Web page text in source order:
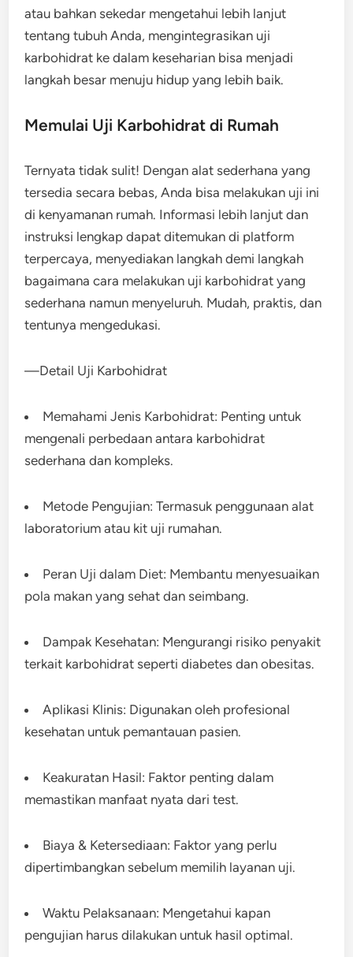
atau bahkan sekedar mengetahui lebih lanjut
tentang tubuh Anda, mengintegrasikan uji
karbohidrat ke dalam keseharian bisa menjadi
langkah besar menuju hidup yang lebih baik.
Memulai Uji Karbohidrat di Rumah
Ternyata tidak sulit! Dengan alat sederhana yang
tersedia secara bebas, Anda bisa melakukan uji ini
di kenyamanan rumah. Informasi lebih lanjut dan
instruksi lengkap dapat ditemukan di platform
terpercaya, menyediakan langkah demi langkah
bagaimana cara melakukan uji karbohidrat yang
sederhana namun menyeluruh. Mudah, praktis, dan
tentunya mengedukasi.
—Detail Uji Karbohidrat
Memahami Jenis Karbohidrat: Penting untuk
mengenali perbedaan antara karbohidrat
sederhana dan kompleks.
Metode Pengujian: Termasuk penggunaan alat
laboratorium atau kit uji rumahan.
Peran Uji dalam Diet: Membantu menyesuaikan
pola makan yang sehat dan seimbang.
Dampak Kesehatan: Mengurangi risiko penyakit
terkait karbohidrat seperti diabetes dan obesitas.
Aplikasi Klinis: Digunakan oleh profesional
kesehatan untuk pemantauan pasien.
Keakuratan Hasil: Faktor penting dalam
memastikan manfaat nyata dari test.
Biaya & Ketersediaan: Faktor yang perlu
dipertimbangkan sebelum memilih layanan uji.
Waktu Pelaksanaan: Mengetahui kapan
pengujian harus dilakukan untuk hasil optimal.